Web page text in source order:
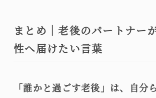
まとめ｜老後のパートナー
性へ届けたい言葉
「誰かと過ごす老後」は、自分